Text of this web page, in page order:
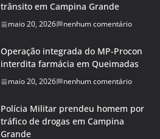
trânsito em Campina Grande
maio 20, 2026 nenhum comentário
Operação integrada do MP-Procon
interdita farmácia em Queimadas
maio 20, 2026 nenhum comentário
Polícia Militar prendeu homem por
tráfico de drogas em Campina
Grande